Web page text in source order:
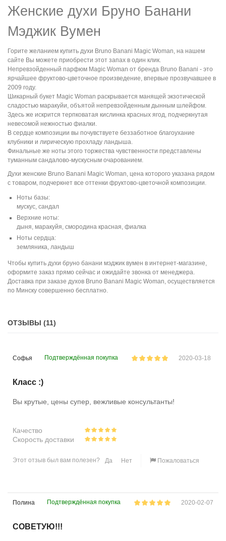
Женские духи Бруно Банани
Мэджик Вумен
Горите желанием купить духи Bruno Banani Magic Woman, на нашем
сайте Вы можете приобрести этот запах в один клик.
Непревзойденный парфюм Magic Woman от бренда Bruno Banani - это
ярчайшее фруктово-цветочное произведение, впервые прозвучавшее в
2009 году.
Шикарный букет Magic Woman раскрывается манящей экзотической
сладостью маракуйи, объятой непревзойденным дынным шлейфом.
Здесь же искрится терпковатая кислинка красных ягод, подчеркнутая
невесомой нежностью фиалки.
В сердце композиции вы почувствуете беззаботное благоухание
клубники и лирическую прохладу ландыша.
Финальные же ноты этого торжества чувственности представлены
туманным сандалово-мускусным очарованием.
Духи женские Bruno Banani Magic Woman, цена которого указана рядом
с товаром, подчеркнет все оттенки фруктово-цветочной композиции.
Ноты базы:
мускус, сандал
Верхние ноты:
дыня, маракуйя, смородина красная, фиалка
Ноты сердца:
земляника, ландыш
Чтобы купить духи бруно банани мэджик вумен в интернет-магазине,
оформите заказ прямо сейчас и ожидайте звонка от менеджера.
Доставка при заказе духов Bruno Banani Magic Woman, осуществляется
по Минску совершенно бесплатно.
ОТЗЫВЫ (11)
Софья Подтверждённая покупка 2020-03-18
Класс :)
Вы крутые, цены супер, вежливые консультанты!
Качество
Скорость доставки
Этот отзыв был вам полезен? Да Нет Пожаловаться
Полина Подтверждённая покупка 2020-02-07
СОВЕТУЮ!!!